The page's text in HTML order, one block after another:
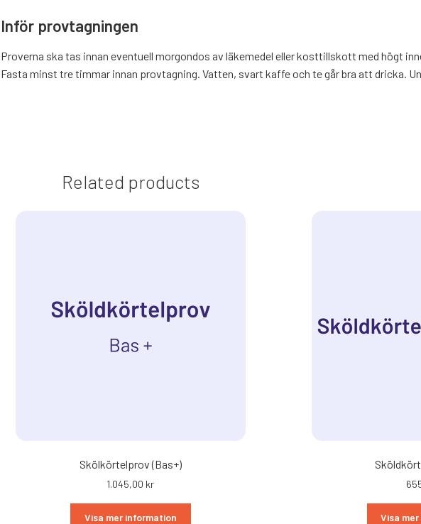
Inför provtagningen
Proverna ska tas innan eventuell morgondos av läkemedel eller kosttillskott med högt
Fasta minst tre timmar innan provtagning. Vatten, svart kaffe och te går bra att dricka.
Related products
Skölkörtelprov (Bas+)
1.045,00 kr
Visa mer information Visa